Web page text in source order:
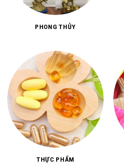
PHONG THỦY
THỰC PHẨM